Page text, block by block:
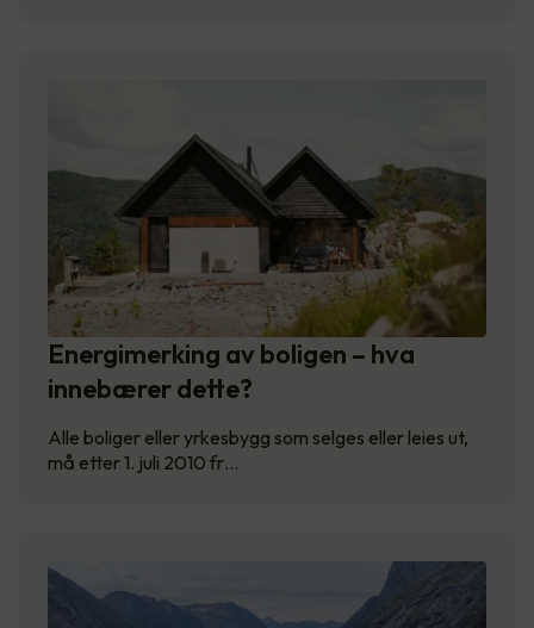
Energimerking av boligen – hva
innebærer dette?
Alle boliger eller yrkesbygg som selges eller leies ut,
må etter 1. juli 2010 fr…